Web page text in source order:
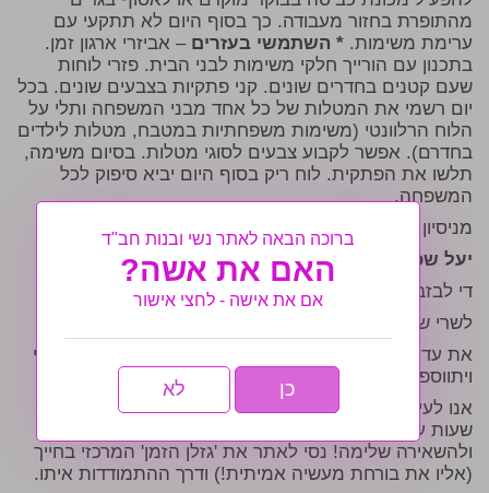
מהתופרת בחזור מעבודה. כך בסוף היום לא תתקעי עם
ערימת משימות. * השתמשי בעזרים – אביזרי ארגון זמן.
בתכנון עם הורייך חלקי משימות לבני הבית. פזרי לוחות
שעם קטנים בחדרים שונים. קני פתקיות בצבעים שונים. בכל
יום רשמי את המטלות של כל אחד מבני המשפחה ותלי על
הלוח הרלוונטי (משימות משפחתיות במטבח, מטלות לילדים
בחדרם). אפשר לקבוע צבעים לסוגי מטלות. בסיום משימה,
תלשו את הפתקית. לוח ריק בסוף היום יביא סיפוק לכל
המשפחה.
מניסיון מוצלח,
יעל שכטר
די לבזבוז הזמן
לשרי שלום,
את עדיין בחורה והזמן אינו מספיק לך! מה יקרה כשתינשאי
ויתווספו לך עוד מטלות לחיים?
אנו לעיתים מתפתות לבזבז את זמנינו בצורה גרועה כמו
שעות על מחשב וכדו'. צריך לזכור שאי אפשר לנגוס בחלה
ולהשאירה שלימה! נסי לאתר את 'גזלן הזמן' המרכזי בחייך
(אליו את בורחת מעשיה אמיתית!) ודרך ההתמודדות איתו.
ברוכה הבאה לאתר נשי ובנות חב"ד
האם את אשה?
אם את אישה - לחצי אישור
כן לא